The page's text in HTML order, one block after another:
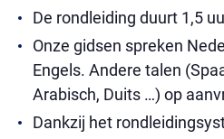
De rondleiding duurt 1,5
Onze gidsen spreken
Engels. Andere talen
Arabisch, Duits …) op
Dankzij het